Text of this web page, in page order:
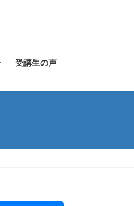
受講生の声